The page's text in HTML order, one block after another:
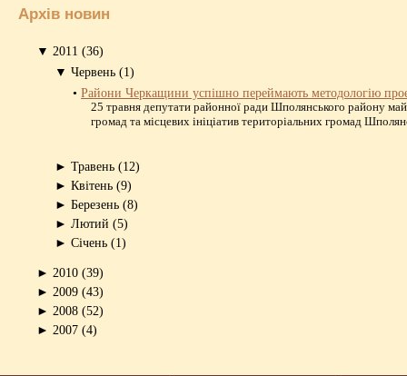
Архів новин
▼ 2011 (36)
▼ Червень (1)
• Райони Черкащини успішно переймають методологію
25 травня депутати районної ради Шполянського району
громад та місцевих ініціатив територіальних громад
► Травень (12)
► Квітень (9)
► Березень (8)
► Лютий (5)
► Січень (1)
► 2010 (39)
► 2009 (43)
► 2008 (52)
► 2007 (4)